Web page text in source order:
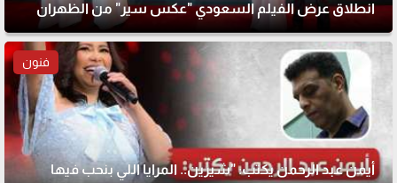
انطلاق عرض الفيلم السعودي "عكس سير" من الظهران
فنون
أيمن عبد الرحمن يكتب: "شيرين.. المرايا اللي بنحب فيها